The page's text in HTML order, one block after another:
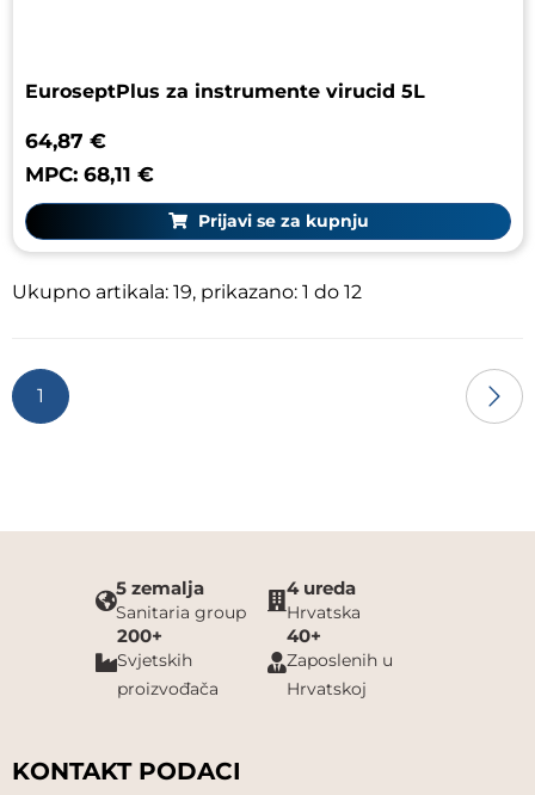
EuroseptPlus za instrumente virucid 5L
64,87 €
MPC: 68,11 €
Prijavi se za kupnju
Ukupno artikala: 19, prikazano: 1 do 12
1
5 zemalja
Sanitaria group
4 ureda
Hrvatska
200+
Svjetskih
proizvođača
40+
Zaposlenih u
Hrvatskoj
KONTAKT PODACI